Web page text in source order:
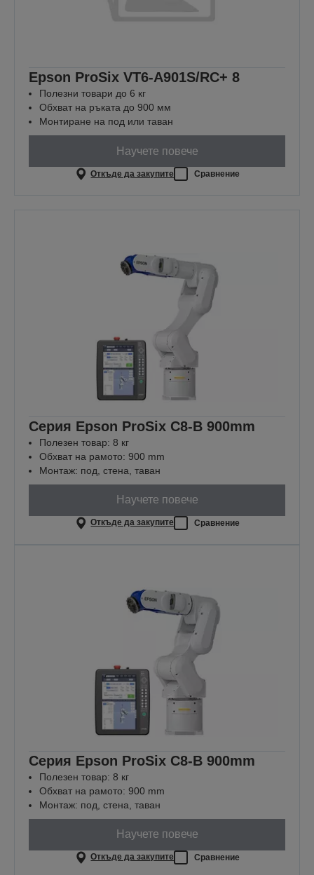
Epson ProSix VT6-A901S/RC+ 8
Полезни товари до 6 кг
Обхват на ръката до 900 мм
Монтиране на под или таван
Научете повече
Откъде да закупите Сравнение
Серия Epson ProSix C8-B 900mm
Полезен товар: 8 кг
Обхват на рамото: 900 mm
Монтаж: под, стена, таван
Научете повече
Откъде да закупите Сравнение
Серия Epson ProSix C8-B 900mm
Полезен товар: 8 кг
Обхват на рамото: 900 mm
Монтаж: под, стена, таван
Научете повече
Откъде да закупите Сравнение